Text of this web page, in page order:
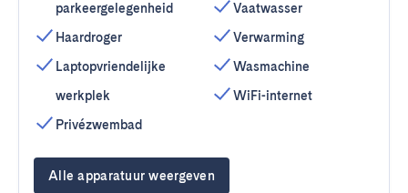
parkeergelegenheid
Haardroger
Laptopvriendelijke
werkplek
Privézwembad
Vaatwasser
Verwarming
Wasmachine
WiFi-internet
Alle apparatuur weergeven